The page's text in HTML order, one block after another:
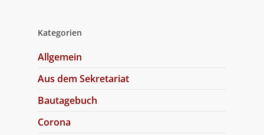
Kategorien
Allgemein
Aus dem Sekretariat
Bautagebuch
Corona